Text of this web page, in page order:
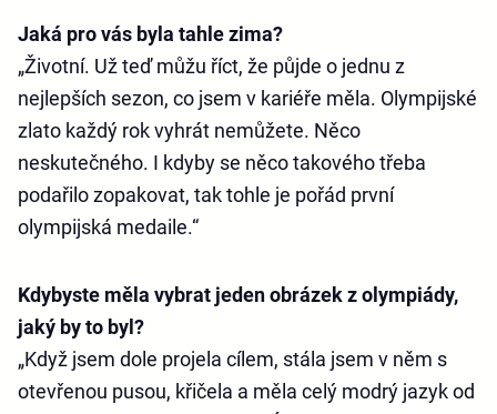
Jaká pro vás byla tahle zima?
„Životní. Už teď můžu říct, že půjde o jednu z
nejlepších sezon, co jsem v kariéře měla. Olympijské
zlato každý rok vyhrát nemůžete. Něco
neskutečného. I kdyby se něco takového třeba
podařilo zopakovat, tak tohle je pořád první
olympijská medaile.“
Kdybyste měla vybrat jeden obrázek z olympiády,
jaký by to byl?
„Když jsem dole projela cílem, stála jsem v něm s
otevřenou pusou, křičela a měla celý modrý jazyk od